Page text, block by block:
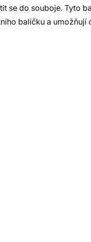
se do souboje. Tyto
balíčku a